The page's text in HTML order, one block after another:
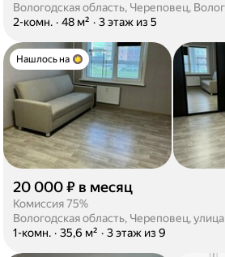
Вологодская область, Череповец,
2-комн. · 48 м² · 3 этаж из 5
Нашлось на
20 000 ₽ в месяц
Комиссия 75%
Вологодская область, Череповец,
1-комн. · 35,6 м² · 3 этаж из 9